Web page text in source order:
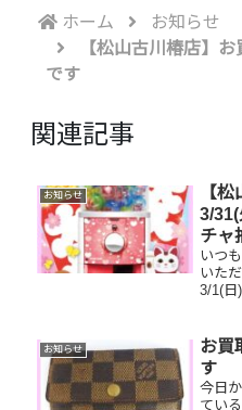
ホーム
お知らせ
【松山古川椿店】
です
関連記事
お知らせ
【
3/
チャ
いつ
いた
3/1(日
中で
様限
お知らせ
お買
す
今日
てい